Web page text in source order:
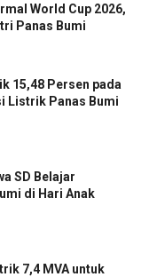
World Cup 2026,
Panas Bumi
15,48 Persen pada
Listrik Panas Bumi
SD Belajar
di Hari Anak
7,4 MVA untuk